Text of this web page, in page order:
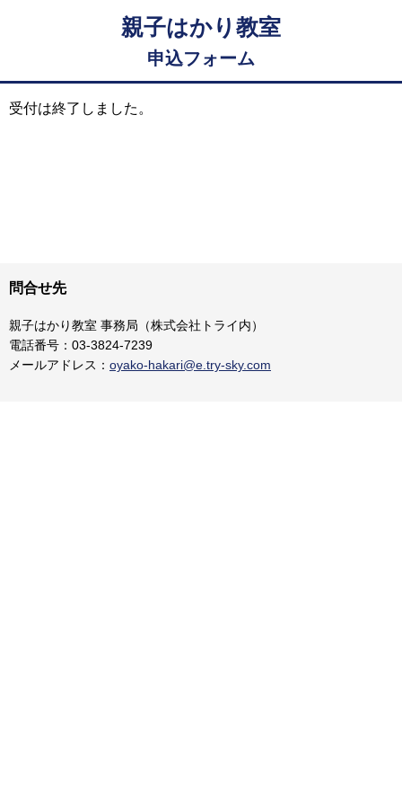
親子はかり教室
申込フォーム
受付は終了しました。
問合せ先
親子はかり教室 事務局（株式会社トライ内）
電話番号：03-3824-7239
メールアドレス： oyako-hakari@e.try-sky.com